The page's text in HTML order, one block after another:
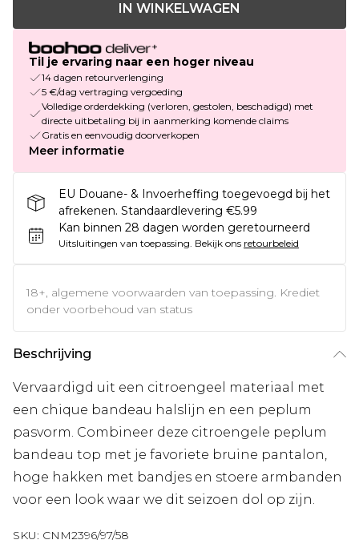
IN WINKELWAGEN
Til je ervaring naar een hoger niveau
14 dagen retourverlenging
5 €/dag vertraging vergoeding
Volledige orderdekking (verloren, gestolen, beschadigd) met
directe uitbetaling bij in aanmerking komende claims
Gratis en eenvoudig doorverkopen
Meer informatie
EU Douane- & Invoerheffing toegevoegd bij het
afrekenen. Standaardlevering €5.99
Kan binnen 28 dagen worden geretourneerd
Uitsluitingen van toepassing. Bekijk ons retourbeleid
18+, algemene voorwaarden van toepassing. Krediet
onder voorbehoud van status
Beschrijving
Vervaardigd uit een citroengeel materiaal met
een chique bandeau halslijn en een peplum
pasvorm. Combineer deze citroengele peplum
bandeau top met je favoriete bruine pantalon,
hoge hakken met bandjes en stoere armbanden
voor een look waar we dit seizoen dol op zijn.
SKU: CNM2396/97/58